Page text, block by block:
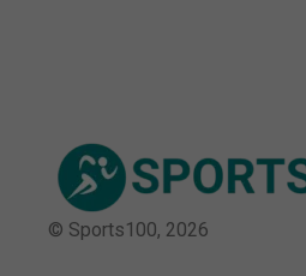
© Sports100, 2026